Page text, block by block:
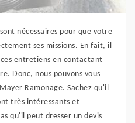
nécessaires pour que votre
ses missions. En fait, il
entretiens en contactant
Donc, nous pouvons vous
Ramonage. Sachez qu'il
très intéressants et
qu'il peut dresser un devis